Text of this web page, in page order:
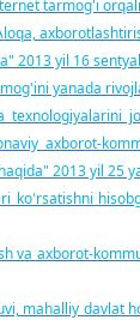
tarmog'i
2013 yil 16
yanada
axborot-
2013 yil 25
ko'rsatishni
va axborot-
mahalliy